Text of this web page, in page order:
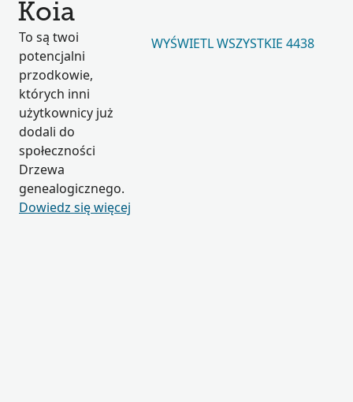
Koia
To są twoi
potencjalni
przodkowie,
których inni
użytkownicy już
dodali do
społeczności
Drzewa
genealogicznego.
Dowiedz się więcej
WYŚWIETL WSZYSTKIE 4438